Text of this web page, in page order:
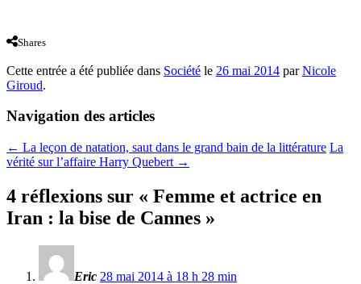
Shares
Cette entrée a été publiée dans Société le 26 mai 2014 parNicole
Giroud.
Navigation des articles
← La leçon de natation, saut dans le grand bain de la littérature La
vérité sur l’affaire Harry Quebert →
4 réflexions sur « Femme et actrice en
Iran : la bise de Cannes »
Eric 28 mai 2014 à 18 h 28 min